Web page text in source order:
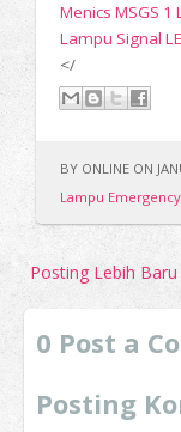
Menics MSGS 1
Lampu Signal
</
BY ONLINE ON
Lampu Emergency
Posting Lebih Baru
0 Post a
Posting